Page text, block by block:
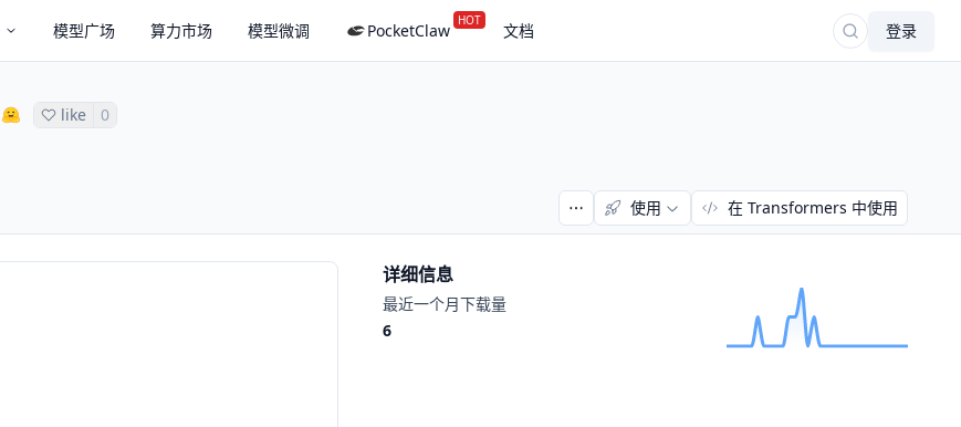
模型广场 算力市场 模型微调 PocketClaw HOT 文档 登录
like 0
使用 在 Transformers 中使用
详细信息
最近一个月下载量
6